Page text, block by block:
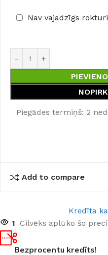
Nav vajadzīgs
Piegādes termiņš: 2
Add to compare
Kredīta
1 Cilvēks aplūko šo preci
Bezprocentu kredīts!